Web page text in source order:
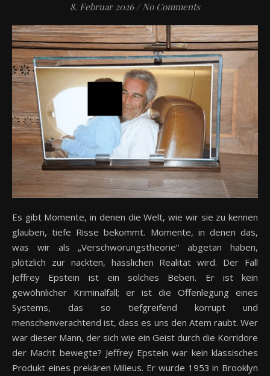
8. Februar 2026 / No Comments
Es gibt Momente, in denen die Welt, wie wir sie zu kennen
glauben, tiefe Risse bekommt. Momente, in denen das,
was wir als „Verschwörungstheorie“ abgetan haben,
plötzlich zur nackten, hässlichen Realität wird. Der Fall
Jeffrey Epstein ist ein solches Beben. Er ist kein
gewöhnlicher Kriminalfall; er ist die Offenlegung eines
Systems, das so tiefgreifend korrupt und
menschenverachtend ist, dass es uns den Atem raubt. Wer
war dieser Mann, der sich wie ein Geist durch die Korridore
der Macht bewegte? Jeffrey Epstein war kein klassisches
Produkt eines prekären Milieus. Er wurde 1953 in Brooklyn